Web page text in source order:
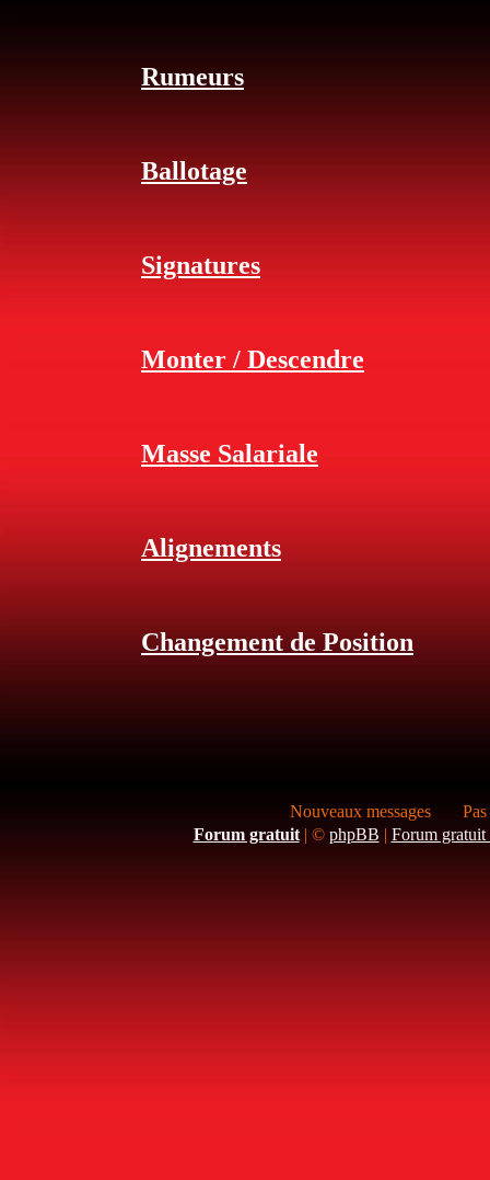
Rumeurs
Ballotage
Signatures
Monter / Descendre
Masse Salariale
Alignements
Changement de Position
Nouveaux messages
Forum gratuit| © phpBB | Forum gratuit